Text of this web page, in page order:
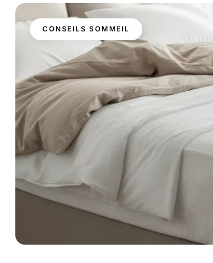
CONSEILS SOMMEIL